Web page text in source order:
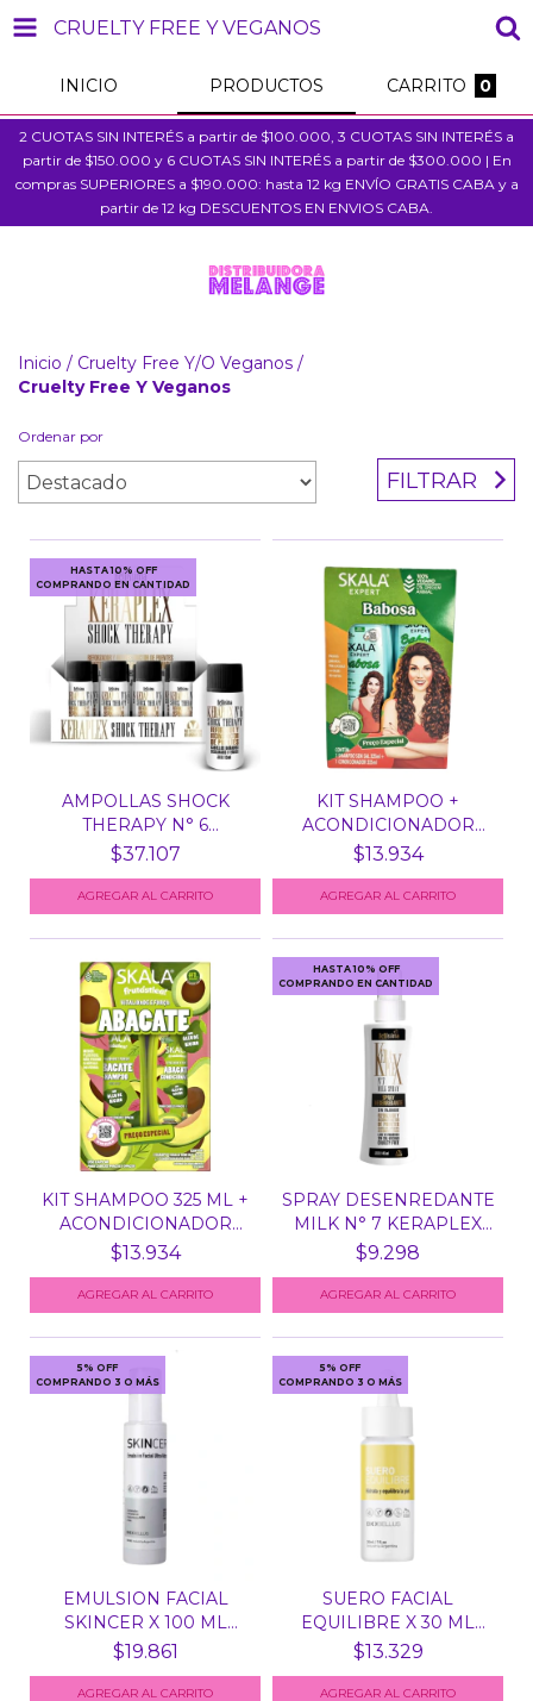
CRUELTY FREE Y VEGANOS
INICIO PRODUCTOS CARRITO 0
2 CUOTAS SIN INTERÉS a partir de $100.000, 3 CUOTAS SIN INTERÉS a
partir de $150.000 y 6 CUOTAS SIN INTERÉS a partir de $300.000 | En
compras SUPERIORES a $190.000: hasta 12 kg ENVÍO GRATIS CABA y a
partir de 12 kg DESCUENTOS EN ENVIOS CABA.
Inicio / Cruelty Free Y/O Veganos /
Cruelty Free Y Veganos
Ordenar por
FILTRAR
HASTA 10% OFF
COMPRANDO EN CANTIDAD
AMPOLLAS SHOCK
THERAPY N° 6
KERAPLEX BEL...
$37.107
KIT SHAMPOO +
ACONDICIONADOR
BABOSA SKAL...
$13.934
KIT SHAMPOO 325 ML +
ACONDICIONADOR
200...
$13.934
HASTA 10% OFF
COMPRANDO EN CANTIDAD
SPRAY DESENREDANTE
MILK N° 7 KERAPLEX
BE...
$9.298
5% OFF
COMPRANDO 3 O MÁS
EMULSION FACIAL
SKINCER X 100 ML
BIOBELL...
$19.861
5% OFF
COMPRANDO 3 O MÁS
SUERO FACIAL
EQUILIBRE X 30 ML
BIOBELLUS
$13.329